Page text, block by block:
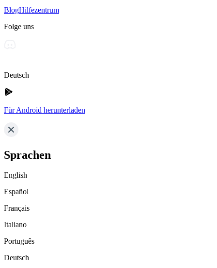
BlogHilfezentrum
Folge uns
Deutsch
Für Android herunterladen
Sprachen
English
Español
Français
Italiano
Português
Deutsch